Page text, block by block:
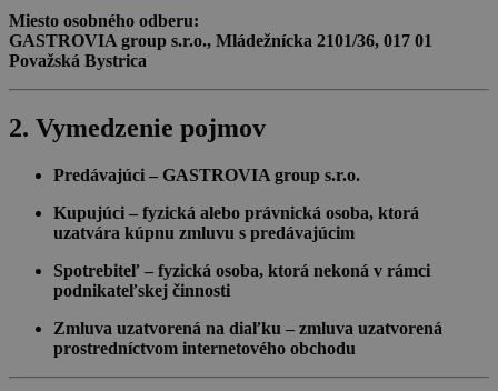
Miesto osobného odberu:
GASTROVIA group s.r.o., Mládežnícka 2101/36, 017 01
Považská Bystrica
2. Vymedzenie pojmov
Predávajúci – GASTROVIA group s.r.o.
Kupujúci – fyzická alebo právnická osoba, ktorá
uzatvára kúpnu zmluvu s predávajúcim
Spotrebiteľ – fyzická osoba, ktorá nekoná v rámci
podnikateľskej činnosti
Zmluva uzatvorená na diaľku – zmluva uzatvorená
prostredníctvom internetového obchodu